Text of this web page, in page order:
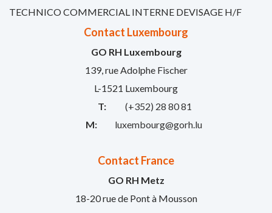
TECHNICO COMMERCIAL INTERNE DEVISAGE H/F
Contact Luxembourg
GO RH Luxembourg
139, rue Adolphe Fischer
L-1521 Luxembourg
T:
(+352) 28 80 81
M:
luxembourg@gorh.lu
Contact France
GO RH Metz
18-20 rue de Pont à Mousson